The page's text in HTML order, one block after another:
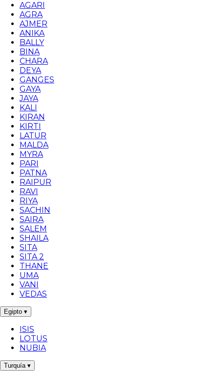
AGARI
AGRA
AJMER
ANIKA
BALLY
BINA
CHARA
DEYA
GANGES
GAYA
JAYA
KALI
KIRAN
KIRTI
LATUR
MALDA
MYRA
PARI
PATNA
RAIPUR
RAVI
RIYA
SACHIN
SAIRA
SALEM
SHAILA
SITA
SITA 2
THANE
UMA
VANI
VEDAS
Egipto ▾
ISIS
LOTUS
NUBIA
Turquía ▾